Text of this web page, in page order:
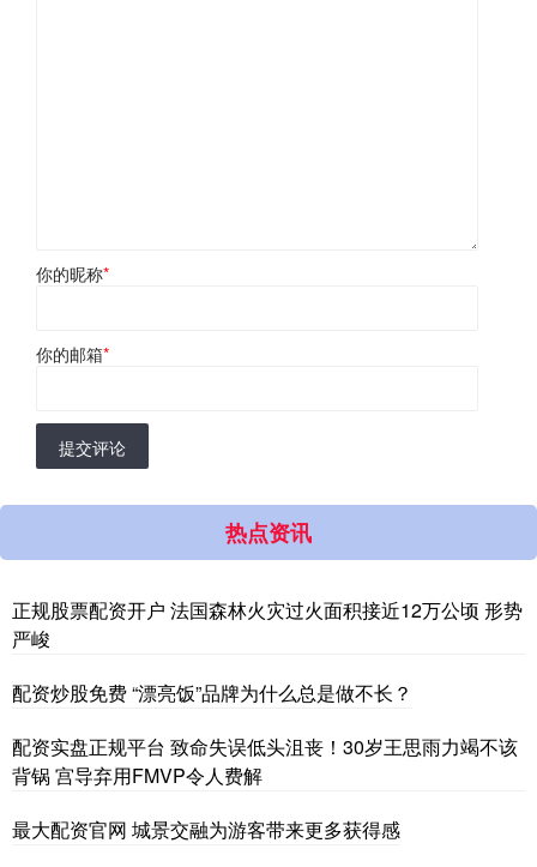
你的昵称*
你的邮箱*
提交评论
热点资讯
正规股票配资开户 法国森林火灾过火面积接近12万公顷 形势
严峻
配资炒股免费 “漂亮饭”品牌为什么总是做不长？
配资实盘正规平台 致命失误低头沮丧！30岁王思雨力竭不该
背锅 宫导弃用FMVP令人费解
最大配资官网 城景交融为游客带来更多获得感